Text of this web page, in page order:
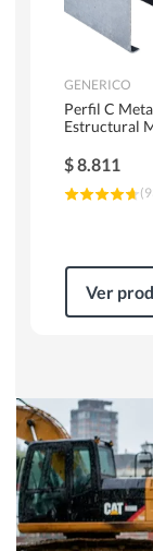
GENERICO
Perfil C
Estructural
$8.811
(
Ver